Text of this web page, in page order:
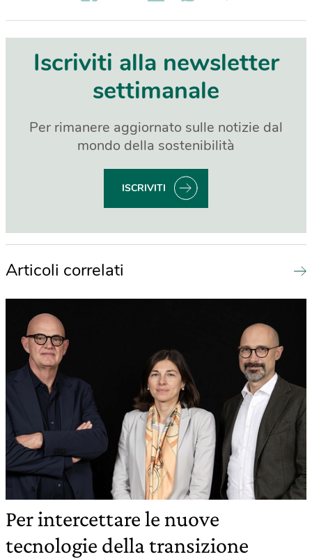
Iscriviti alla newsletter
settimanale
Per rimanere aggiornato sulle notizie dal
mondo della sostenibilità
ISCRIVITI
Articoli correlati
Per intercettare le nuove
tecnologie della transizione